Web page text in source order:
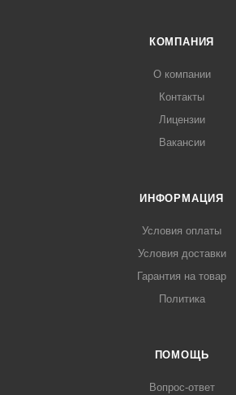
КОМПАНИЯ
О компании
Контакты
Лицензии
Вакансии
ИНФОРМАЦИЯ
Условия оплаты
Условия доставки
Гарантия на товар
Политика
ПОМОЩЬ
Вопрос-ответ